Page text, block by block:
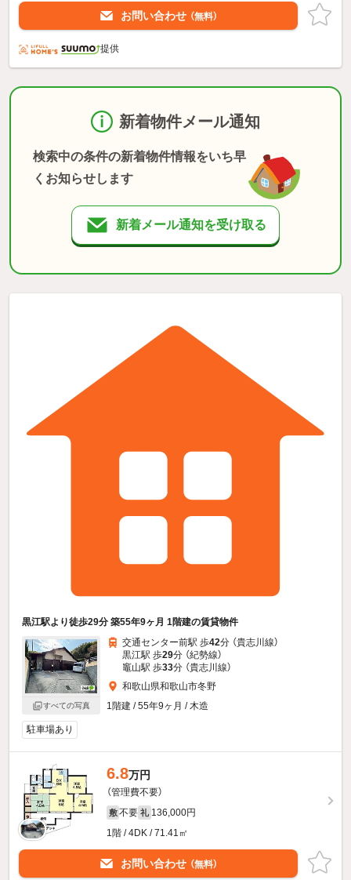
お問い合わせ （無料）
提供
新着物件メール通知
検索中の条件の新着物件情報をいち早
くお知らせします
新着メール通知を受け取る
黒江駅より徒歩29分 築55年9ヶ月 1階建の賃貸物件
すべての写真
交通センター前駅 歩42分 （貴志川線）
黒江駅 歩29分 （紀勢線）
竈山駅 歩33分 （貴志川線）
和歌山県和歌山市冬野
1階建 / 55年9ヶ月 / 木造
駐車場あり
6.8万円
（管理費不要）
敷 不要 礼 136,000円
1階 / 4DK / 71.41㎡
お問い合わせ （無料）